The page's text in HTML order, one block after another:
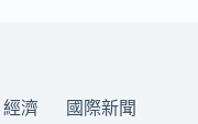
經濟
國際新聞